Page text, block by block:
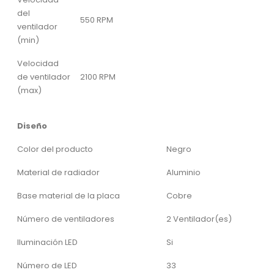
del
ventilador
(min)
550 RPM
Velocidad
de ventilador
(max)
2100 RPM
Diseño
Color del producto
Negro
Material de radiador
Aluminio
Base material de la placa
Cobre
Número de ventiladores
2 Ventilador(es)
Iluminación LED
Si
Número de LED
33